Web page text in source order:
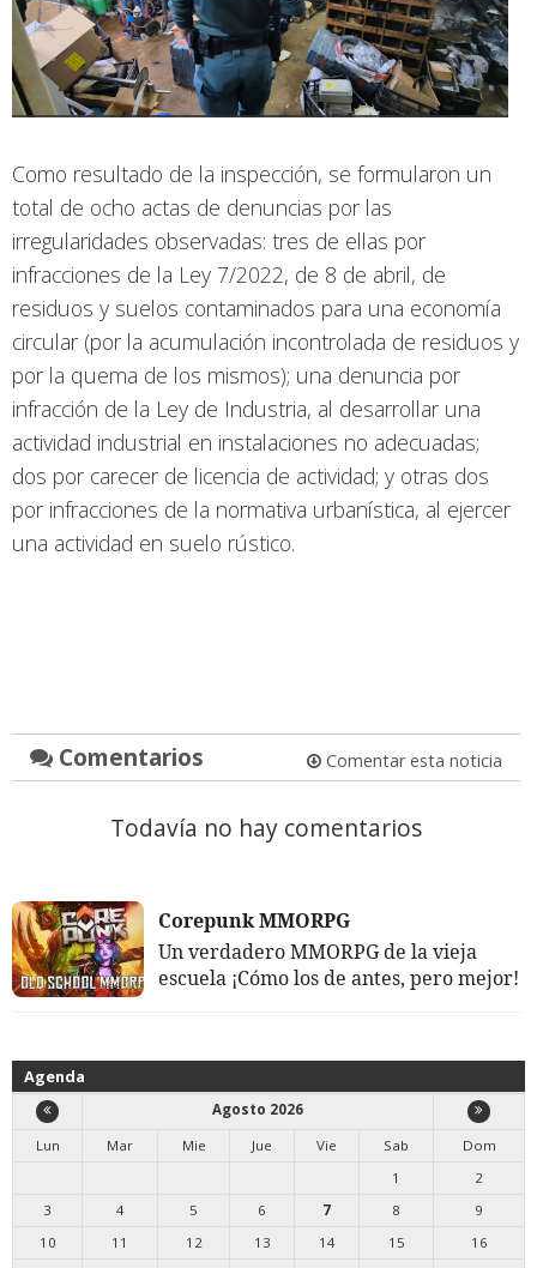
Como resultado de la inspección, se formularon un
total de ocho actas de denuncias por las
irregularidades observadas: tres de ellas por
infracciones de la Ley 7/2022, de 8 de abril, de
residuos y suelos contaminados para una economía
circular (por la acumulación incontrolada de residuos y
por la quema de los mismos); una denuncia por
infracción de la Ley de Industria, al desarrollar una
actividad industrial en instalaciones no adecuadas;
dos por carecer de licencia de actividad; y otras dos
por infracciones de la normativa urbanística, al ejercer
una actividad en suelo rústico.
Comentarios Comentar esta noticia
Todavía no hay comentarios
Corepunk MMORPG
Un verdadero MMORPG de la vieja
escuela ¡Cómo los de antes, pero mejor!
Agenda
Agosto 2026
Lun
Mar Mie Jue Vie Sab
Dom
1
2
3
4 5 6 7 8
9
10
11 12 13 14 15
16